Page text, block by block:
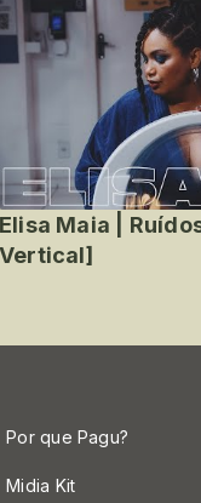
Elisa Maia |
Vertical]
Por que Pagu?
Midia Kit